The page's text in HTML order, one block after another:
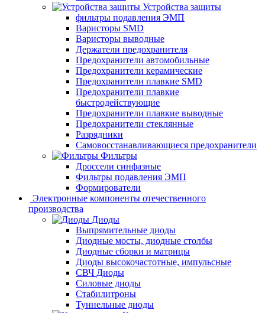
Устройства защиты
фильтры подавления ЭМП
Варисторы SMD
Варисторы выводные
Держатели предохранителя
Предохранители автомобильные
Предохранители керамические
Предохранители плавкие SMD
Предохранители плавкие
быстродействующие
Предохранители плавкие выводные
Предохранители стеклянные
Разрядники
Самовосстанавливающиеся предохранители
Фильтры
Дроссели синфазные
Фильтры подавления ЭМП
Формирователи
Электронные компоненты отечественного
производства
Диоды
Выпрямительные диоды
Диодные мосты, диодные столбы
Диодные сборки и матрицы
Диоды высокочастотные, импульсные
СВЧ Диоды
Силовые диоды
Стабилитроны
Туннельные диоды